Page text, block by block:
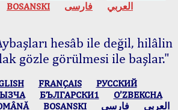
BOSANSKI العربي فارسی
hesâb ile değil, hilâlin
gözle görülmesi ile başlar."
FRANÇAIS
РУССКИЙ
БЪЛГАРСКИ1
O’ZBEKCHA
BOSANSKI العربي فارسی